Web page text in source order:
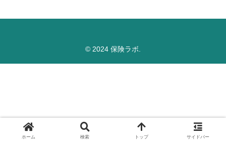
© 2024 保険ラボ.
ホーム 検索 トップ サイドバー